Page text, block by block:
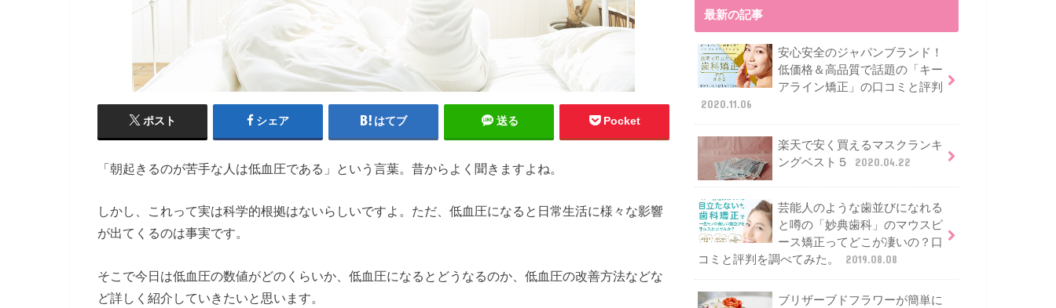
ポスト シェア はてブ 送る Pocket
「朝起きるのが苦手な人は低血圧である」という言葉。昔からよく聞きますよね。
しかし、これって実は科学的根拠はないらしいですよ。ただ、低血圧になると日常生活に様々な影響
が出てくるのは事実です。
そこで今日は低血圧の数値がどのくらいか、低血圧になるとどうなるのか、低血圧の改善方法などな
ど詳しく紹介していきたいと思います。
最新の記事
安心安全のジャパンブランド！
低価格＆高品質で話題の「キー
アライン矯正」の口コミと評判
2020.11.06
楽天で安く買えるマスクランキ
ングベスト５
2020.04.22
芸能人のような歯並びになれる
と噂の「妙典歯科」のマウスピ
ース矯正ってどこが凄いの？口
コミと評判を調べてみた。
2019.08.08
ブリザーブドフラワーが簡単に